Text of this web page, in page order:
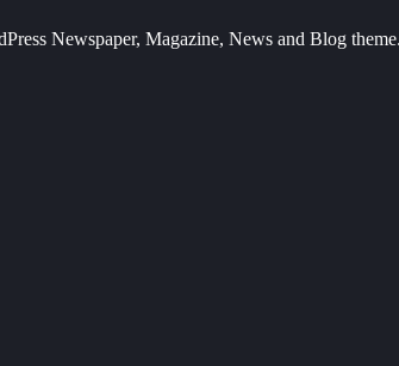
Newspaper, Magazine, News and Blog